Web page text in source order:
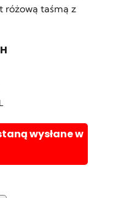
różową taśmą z
wysłane w